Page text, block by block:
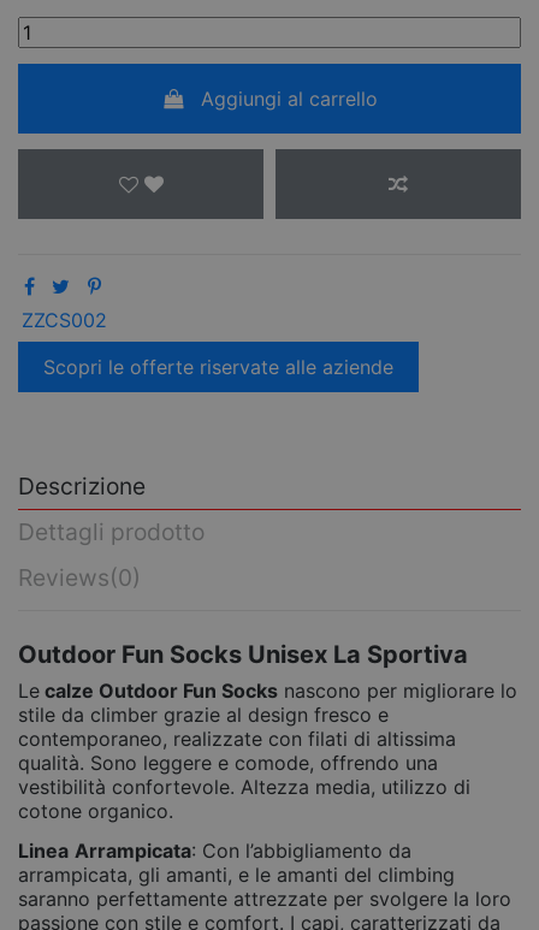
Aggiungi al carrello
ZZCS002
Scopri le offerte riservate alle aziende
Descrizione
Dettagli prodotto
Reviews(0)
Outdoor Fun Socks Unisex La Sportiva
Le calze Outdoor Fun Socks nascono per migliorare lo
stile da climber grazie al design fresco e
contemporaneo, realizzate con filati di altissima
qualità. Sono leggere e comode, offrendo una
vestibilità confortevole. Altezza media, utilizzo di
cotone organico.
Linea Arrampicata: Con l’abbigliamento da
arrampicata, gli amanti, e le amanti del climbing
saranno perfettamente attrezzate per svolgere la loro
passione con stile e comfort. I capi, caratterizzati da